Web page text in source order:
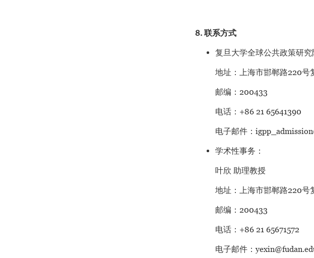
8. 联系方式
复旦大学全球公共政策研
地址：上海市邯郸路220号
邮编：200433
电话：+86 21 65641390
电子邮件：
学术性事务：
叶欣 助理教授
地址：上海市邯郸路220号
邮编：200433
电话：+86 21 65671572
电子邮件：